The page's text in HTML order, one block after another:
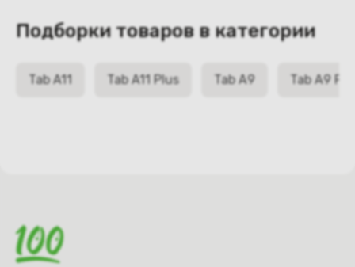
Подборки товаров в категории
Tab A11 Tab A11 Plus Tab A9 Tab A9